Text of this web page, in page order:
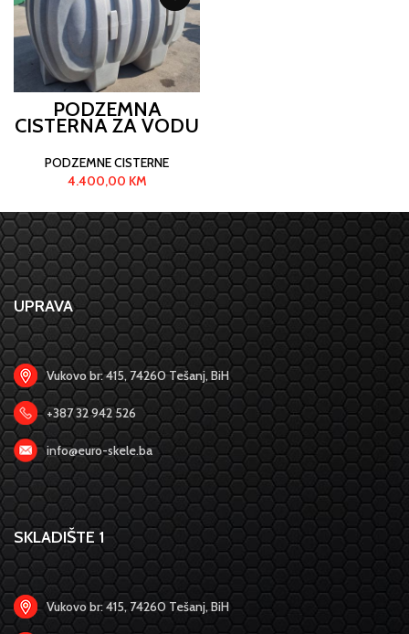
PODZEMNA
CISTERNA ZA VODU
PODZEMNE CISTERNE
4.400,00 KM
UPRAVA
Vukovo br: 415, 74260 Tešanj, BiH
+387 32 942 526
info@euro-skele.ba
SKLADIŠTE 1
Vukovo br: 415, 74260 Tešanj, BiH